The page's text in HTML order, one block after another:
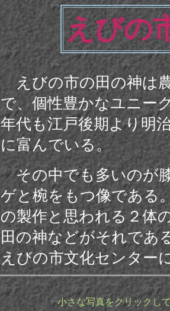
えびの
えびの市の田の神は
で、個性豊かなユニー
年代も江戸後期より明
に富んでいる。
その中でも多いのが
ゲと椀をもつ像である
の製作と思われる２体
田の神などがそれであ
えびの市文化センター
小さな写真をクリックし